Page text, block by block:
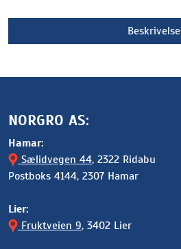
Beskrivelse
NORGRO AS:
Hamar:
Sælidvegen 44, 2322 Ridabu
Postboks 4144, 2307 Hamar
Lier:
Fruktveien 9, 3402 Lier